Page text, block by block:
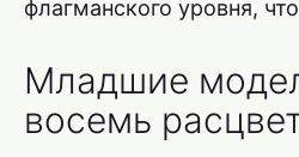
флагманского уровня,
Младшие
восемь